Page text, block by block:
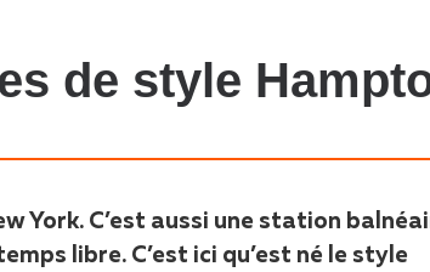
de style
York. C’est aussi une station
libre. C’est ici qu’est né le style